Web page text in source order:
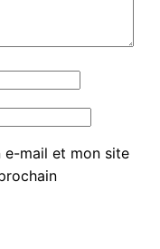
e-mail et mon site